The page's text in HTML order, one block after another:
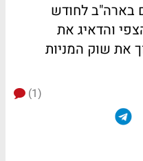
בארה"ב לחודש
והדאיג את
את שוק המניות
(1)